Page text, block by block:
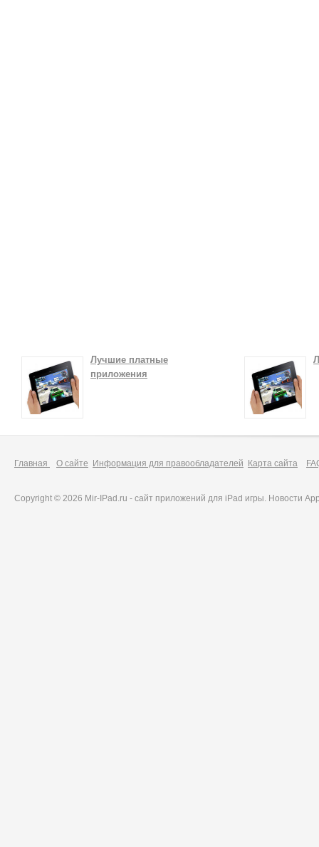
Лучшие платные
приложения
Главная О сайте Информация для правообладателей Карта сайта
Copyright © 2026 Mir-IPad.ru - сайт приложений для iPad игры. Новости